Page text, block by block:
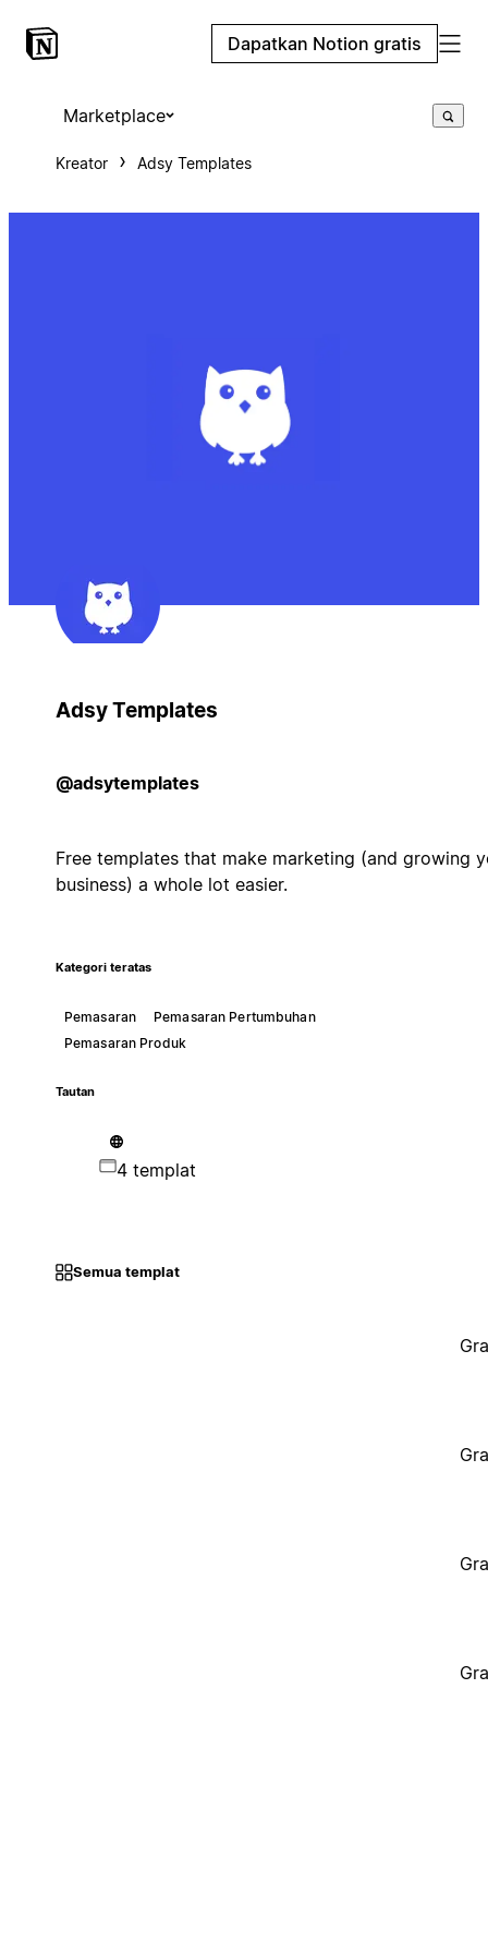
Dapatkan Notion gratis
Marketplace
Kreator Adsy Templates
Adsy Templates
@adsytemplates
Free templates that make marketing (and growing
business) a whole lot easier.
Kategori teratas
Pemasaran
Pemasaran Pertumbuhan
Pemasaran Produk
Tautan
4 templat
Semua templat